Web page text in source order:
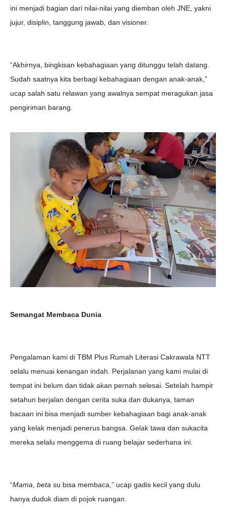
ini menjadi bagian dari nilai-nilai yang diemban oleh JNE, yakni
jujur, disiplin, tanggung jawab, dan visioner.
“Akhirnya, bingkisan kebahagiaan yang ditunggu telah datang.
Sudah saatnya kita berbagi kebahagiaan dengan anak-anak,”
ucap salah satu relawan yang awalnya sempat meragukan jasa
pengiriman barang.
Semangat Membaca Dunia
Pengalaman kami di TBM Plus Rumah Literasi Cakrawala NTT
selalu menuai kenangan indah. Perjalanan yang kami mulai di
tempat ini belum dan tidak akan pernah selesai. Setelah hampir
setahun berjalan dengan cerita suka dan dukanya, taman
bacaan ini bisa menjadi sumber kebahagiaan bagi anak-anak
yang kelak menjadi penerus bangsa. Gelak tawa dan sukacita
mereka selalu menggema di ruang belajar sederhana ini.
“Mama, beta su bisa membaca,” ucap gadis kecil yang dulu
hanya duduk diam di pojok ruangan.